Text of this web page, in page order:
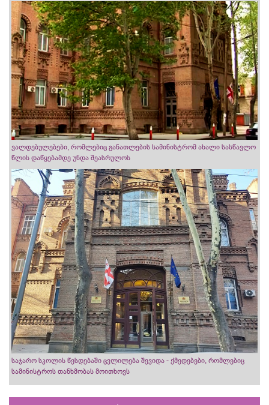
ვალდებულებები, რომლებიც განათლების სამინისტრომ ახალი სასწავლო
წლის დაწყებამდე უნდა შეასრულოს
საჯარო სკოლის წესდებაში ცვლილება შევიდა - ქმედებები, რომლებიც
სამინისტროს თანხმობას მოითხოვს